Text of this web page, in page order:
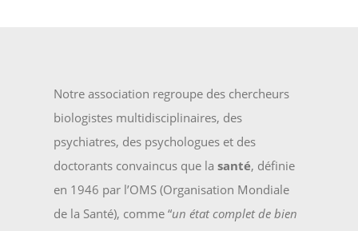
Notre association regroupe des chercheurs
biologistes multidisciplinaires, des
psychiatres, des psychologues et des
doctorants convaincus que lasanté, définie
en 1946 par l’OMS (Organisation Mondiale
de la Santé), comme “un état complet de bien